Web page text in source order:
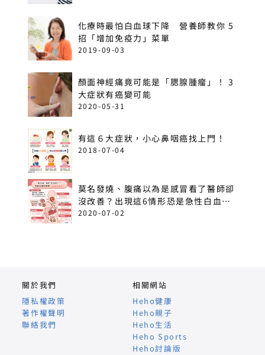
化療時最怕白血球下降 營養師教你 5
招「增加免疫力」菜單
2019-09-03
顏面神經痛竟可能是「腮腺腫瘤」！ 3
大症狀有癌變可能
2020-05-31
有這６大症狀，小心鼻咽癌找上門！
2018-07-04
莫名發燒、腹痛以為是感冒看了醫師卻
沒改善？出現這6情形恐是急性白血
病！
2020-07-02
關於我們
隱私權政策
著作權聲明
聯絡我們
相關網站
Heho健康
Heho親子
Heho生活
Heho Sports
Heho討論版